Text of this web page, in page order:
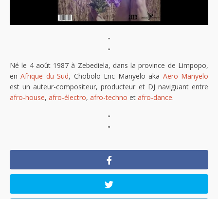
"
"
Né le 4 août 1987 à Zebediela, dans la province de Limpopo,
enAfrique du Sud, Chobolo Eric Manyelo aka Aero Manyelo
est un auteur-compositeur, producteur et DJ naviguant entre
afro-house, afro-électro, afro-techno et afro-dance.
"
"